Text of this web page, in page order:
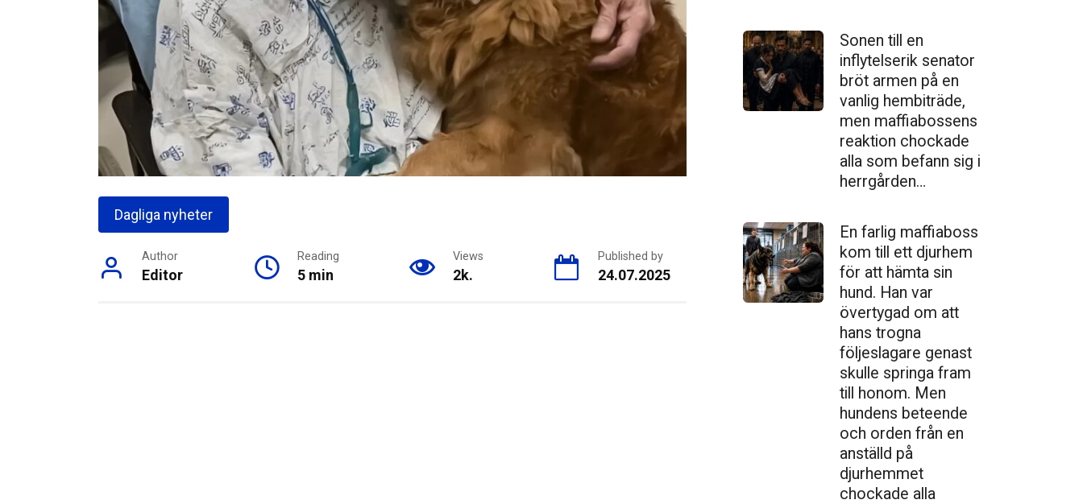
Dagliga nyheter
Author
Editor
Reading
5 min
Views
2k.
Published by
24.07.2025
Sonen till en
inflytelserik senator
bröt armen på en
vanlig hembiträde,
men maffiabossens
reaktion chockade
alla som befann sig i
herrgården…
En farlig maffiaboss
kom till ett djurhem
för att hämta sin
hund. Han var
övertygad om att
hans trogna
följeslagare genast
skulle springa fram
till honom. Men
hundens beteende
och orden från en
anställd på
djurhemmet
chockade alla